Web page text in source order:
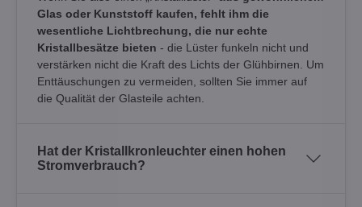
Glas oder Kunststoff kaufen, fehlt ihm die
wesentliche Lichtbrechung, die nur echte
Kristallbesätze bieten - die Lüster funkeln nicht und
verstärken nicht die Kraft des Lichts der Glühbirnen. Um
Enttäuschungen zu vermeiden, sollten Sie immer auf
die Qualität der Glasteile achten.
Hat der Kristallkronleuchter einen hohen
Stromverbrauch?